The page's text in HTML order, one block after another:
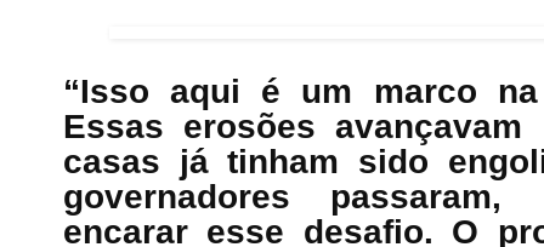
“Isso aqui é um marco
Essas erosões
casas já tinham sido
governadores
encarar esse desafio. O